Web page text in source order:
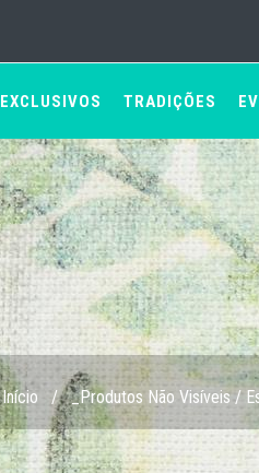
EXCLUSIVOS TRADIÇÕES
Início / _Produtos Não Visíveis /